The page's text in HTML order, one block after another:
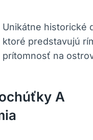
Unikátne historické
ktoré predstavujú
prítomnosť na
A